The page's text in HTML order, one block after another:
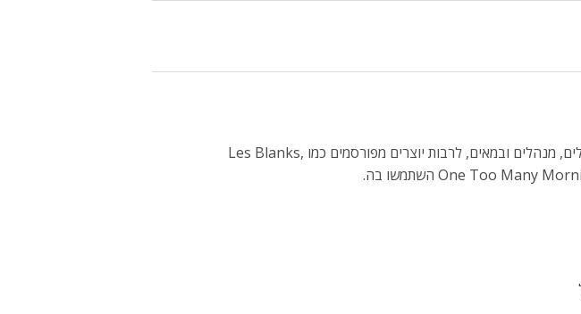
עד למועד הרכישה שימשה הפלטפורמה למעלה מ‑55 אלף מוזיקאים, קומיקאים, לייבלים, מנהלים ובמאים, לרבות יוצרים מפורסמים כמו Les Blanks,